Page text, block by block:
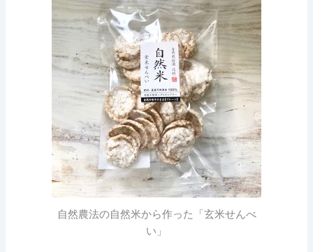
自然農法の自然米から作った「玄米せんべ
い」